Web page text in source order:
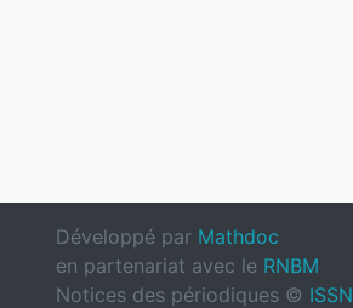
Développé par Mathdoc
en partenariat avec le RNBM
Notices des périodiques © ISSN